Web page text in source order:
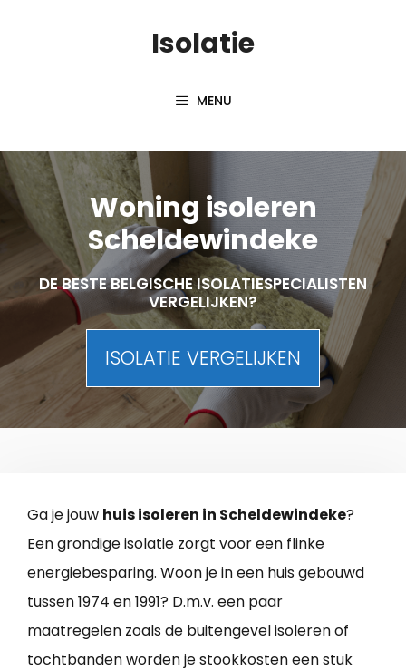
Isolatie
MENU
Woning isoleren
Scheldewindeke
DE BESTE BELGISCHE ISOLATIESPECIALISTEN
VERGELIJKEN?
ISOLATIE VERGELIJKEN
Ga je jouw huis isoleren in Scheldewindeke?
Een grondige isolatie zorgt voor een flinke
energiebesparing. Woon je in een huis gebouwd
tussen 1974 en 1991? D.m.v. een paar
maatregelen zoals de buitengevel isoleren of
tochtbanden worden je stookkosten een stuk